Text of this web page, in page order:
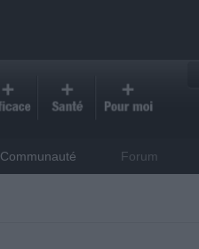
Communauté Forum